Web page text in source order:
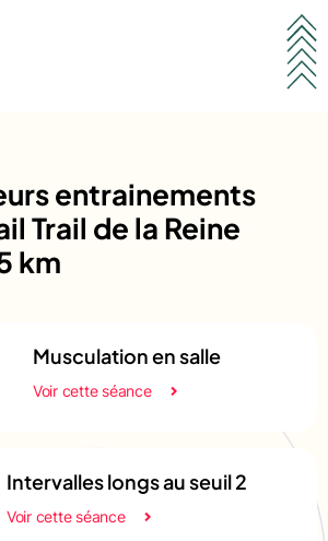
entrainements
Trail de la Reine
km
Musculation en salle
Voir cette séance
Intervalles longs au seuil 2
Voir cette séance